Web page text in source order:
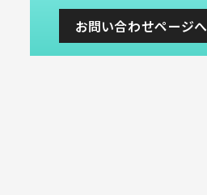
お問い合わせページへ